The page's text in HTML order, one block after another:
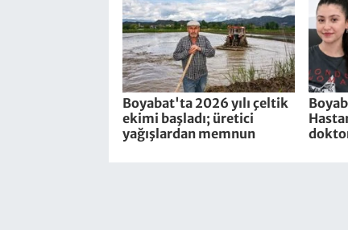
Boyabat'ta 2026 yılı çeltik
ekimi başladı; üretici
yağışlardan memnun